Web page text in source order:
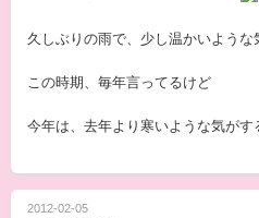
久しぶりの雨で、少し温かいよう
この時期、毎年言ってるけど
今年は、去年より寒いような気がす
2012-02-05